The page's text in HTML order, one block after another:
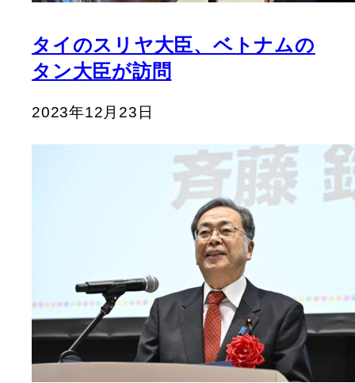
タイのスリヤ大臣、ベトナムの
タン大臣が訪問
2023年12月23日